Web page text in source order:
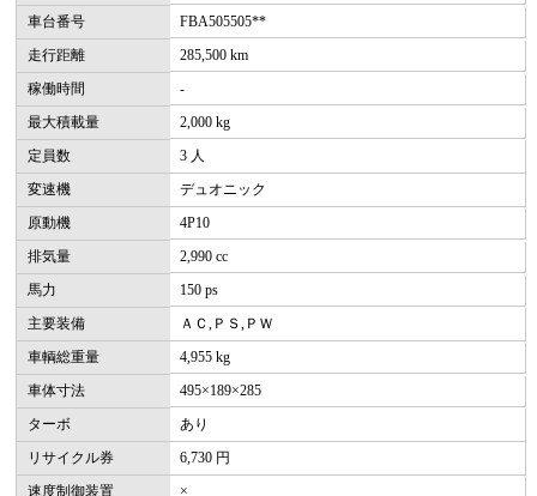
車台番号
FBA505505**
走行距離
285,500 km
稼働時間
-
最大積載量
2,000 kg
定員数
3 人
変速機
デュオニック
原動機
4P10
排気量
2,990 cc
馬力
150 ps
主要装備
ＡＣ,ＰＳ,ＰＷ
車輌総重量
4,955 kg
車体寸法
495×189×285
ターボ
あり
リサイクル券
6,730 円
速度制御装置
×